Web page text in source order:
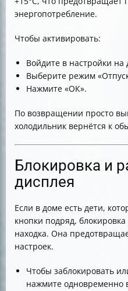
энергопотребление.
Чтобы активировать:
Войдите в настройки на
Выберите режим
Нажмите «ОК».
По возвращении просто
холодильник вернётся к
Блокировка и
дисплея
Если в доме есть дети,
кнопки подряд,
находка. Она
настроек.
Чтобы заблокировать
нажмите одновременно